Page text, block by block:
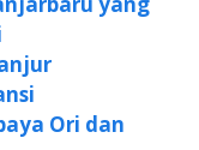
Ori dan